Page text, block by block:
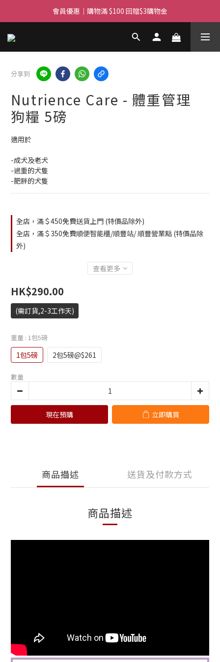
滿$450免費送貨上門 I 滿$350免運 順豐自取
會員優惠｜購物滿 $100 回贈$3購物金
分享到
Nutrience Care - 體重管理
狗糧 5磅
適用於
-成犬及老犬
-過重的犬隻
-肥胖的犬隻
全店，滿＄450免費送貨上門 (特價品除外)
全店，滿＄350免費順便智能櫃/順豐站/ 順豐營業點 (特價品除
外)
查看更多
HK$290.00
(需訂貨,2-3工作天)
重量 : 1包5磅
1包5磅 2包5磅@$261
數量
現在預購 立即購買
商品描述 送貨及付款方式
商品描述